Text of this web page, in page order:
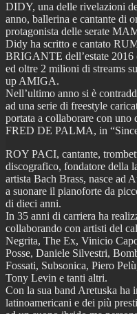
DIDY, una delle rivelazioni
anno, ballerina e cantante di
protagonista delle serate
Didy ha scritto e cantato
BRIGANTE dell’estate
ed oltre 2 milioni di streams
up AMIGA.
Nell’ultimo anno si è
ad una serie di freestyle
portata a collaborare con
FRED DE PALMA, in
ROY PACI, cantante,
discografico, fondatore della
artista Bach Brass, nasce ad
a suonare il pianoforte da
di dieci anni.
In 35 anni di carriera ha
collaborando con artisti del
Negrita, The Ex, Vinicio
Posse, Daniele Silvestri,
Fossati, Subsonica, Piero
Tony Levin e tanti altri.
Con la sua band Aretuska ha
latinoamericani e dei più